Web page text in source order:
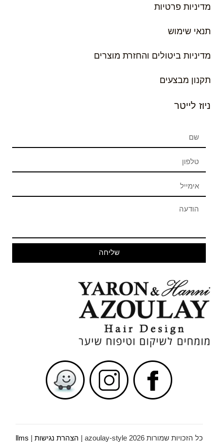
מדיניות פרטיות
תנאי שימוש
מדיניות ביטולים והחזרת מוצרים
תקנון מבצעים
ניוז לייטר
שליחה
כל הזכויות שמורות azoulay-style 2026 | הצהרת נגישות |
llms